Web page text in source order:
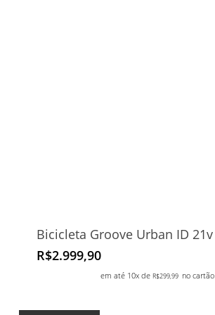
Bicicleta Groove Urban ID 21v
R$2.999,90
em até 10x de R$299,99 no cartão